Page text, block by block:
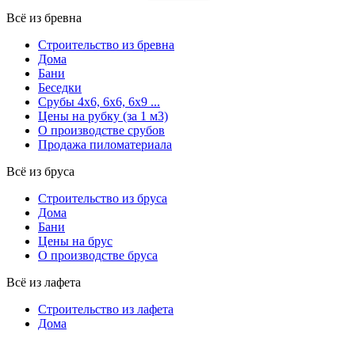
Всё из бревна
Строительство из бревна
Дома
Бани
Беседки
Срубы 4х6, 6х6, 6х9 ...
Цены на рубку (за 1 м3)
О производстве срубов
Продажа пиломатериала
Всё из бруса
Строительство из бруса
Дома
Бани
Цены на брус
О производстве бруса
Всё из лафета
Строительство из лафета
Дома